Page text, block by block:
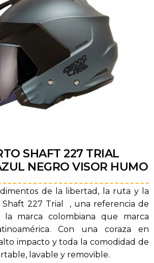
SHAFT 227 TRIAL
NEGRO VISOR HUMO
de la libertad, la ruta y la
227 Trial , una referencia de
la marca colombiana que marca
Con una coraza en
impacto y toda la comodidad de
lavable y removible.